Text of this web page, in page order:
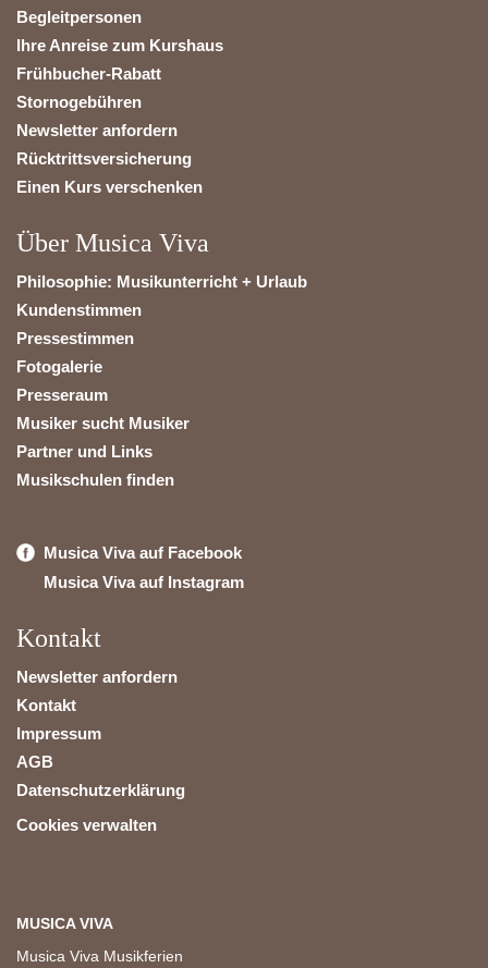
Begleitpersonen
Ihre Anreise zum Kurshaus
Frühbucher-Rabatt
Stornogebühren
Newsletter anfordern
Rücktrittsversicherung
Einen Kurs verschenken
Über Musica Viva
Philosophie: Musikunterricht + Urlaub
Kundenstimmen
Pressestimmen
Fotogalerie
Presseraum
Musiker sucht Musiker
Partner und Links
Musikschulen finden
Musica Viva auf Facebook
Musica Viva auf Instagram
Kontakt
Newsletter anfordern
Kontakt
Impressum
AGB
Datenschutzerklärung
Cookies verwalten
MUSICA VIVA
Musica Viva Musikferien